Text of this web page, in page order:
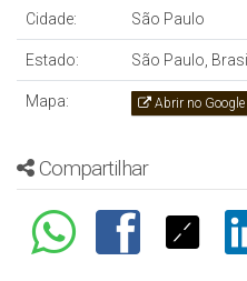
Cidade: São Paulo
Estado: São Paulo, Brasil
Mapa: Abrir no
Compartilhar